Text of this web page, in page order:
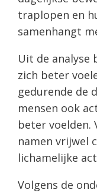
traplopen en
samenhangt
Uit de analyse
zich beter
gedurende de
mensen ook
beter voelden.
namen vrijwel
lichamelijke
Volgens de